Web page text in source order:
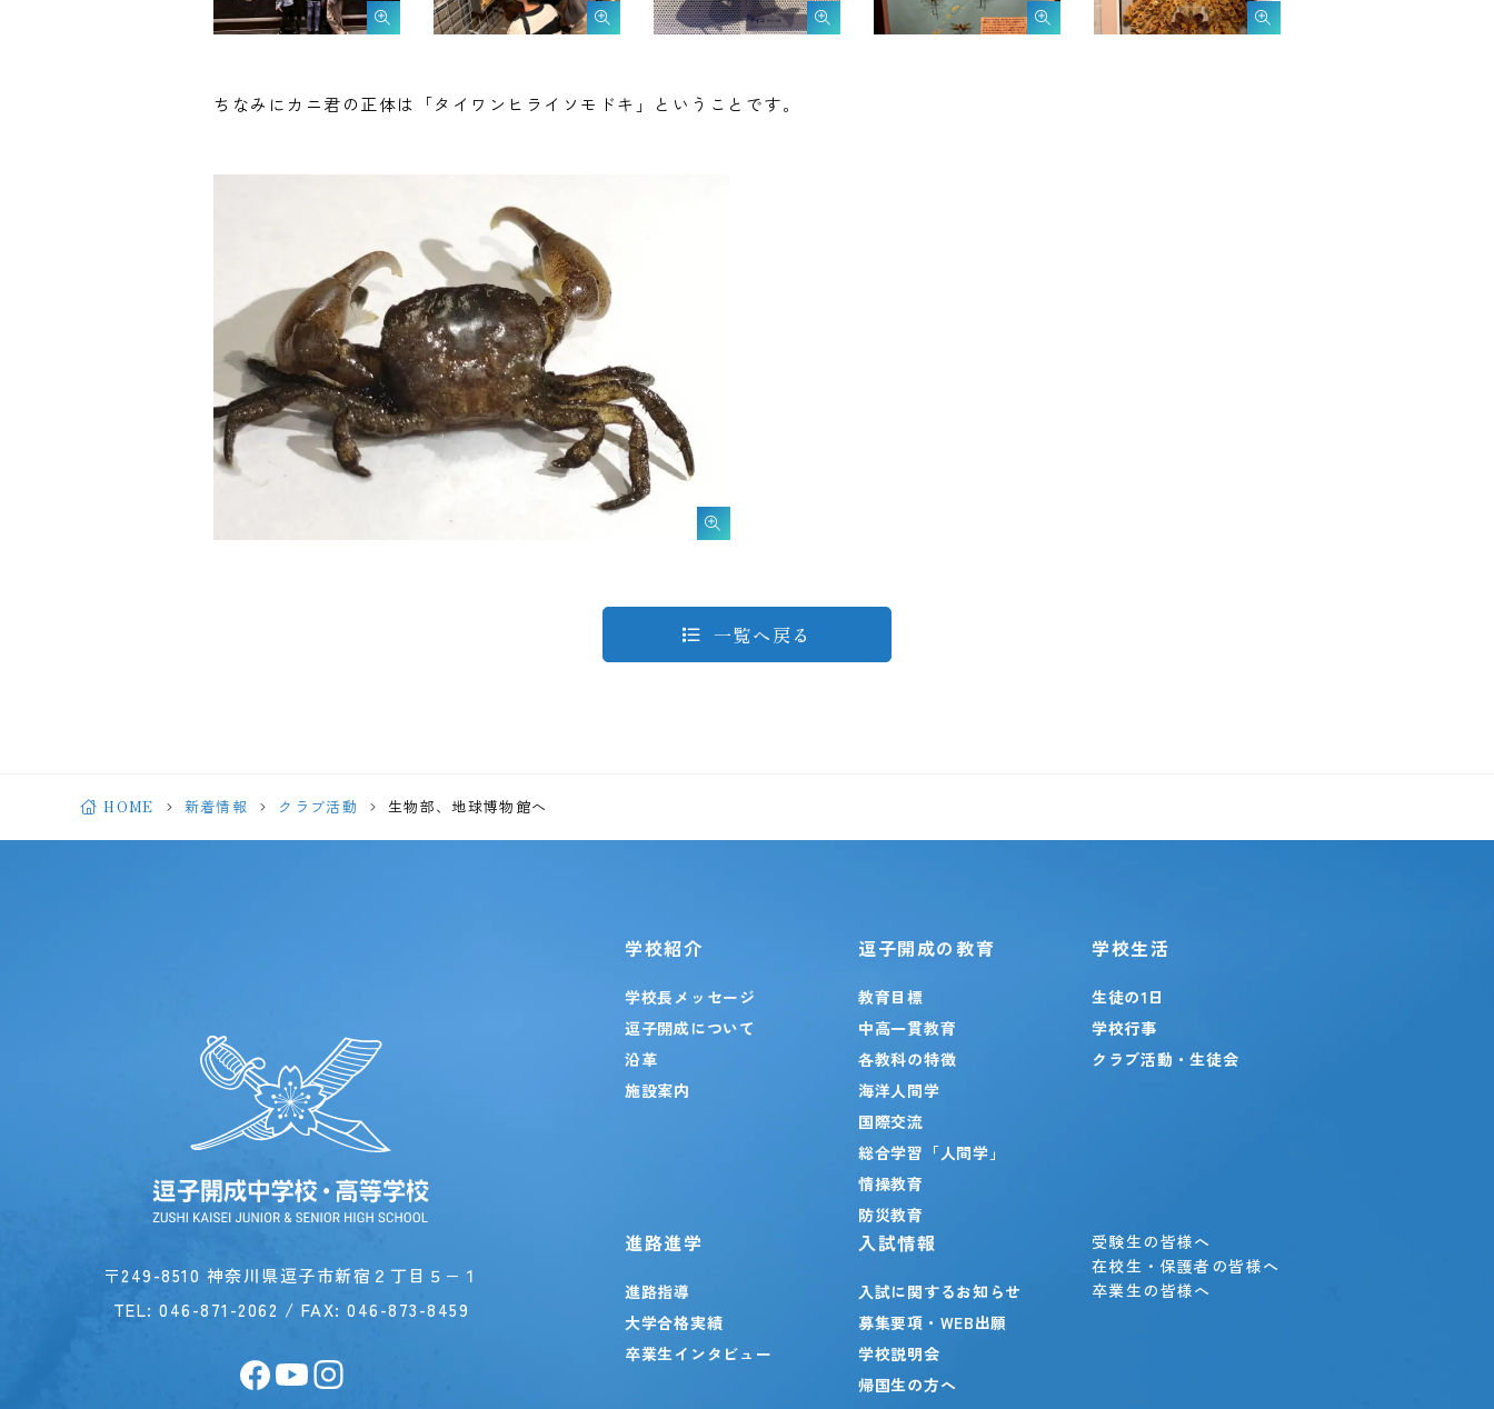
ちなみにカニ君の正体は「タイワンヒライソモドキ」ということです。
一覧へ戻る
HOME 新着情報 クラブ活動 生物部、地球博物館へ
〒249-8510 神奈川県逗子市新宿２丁目５−１
TEL:046-871-2062 / FAX: 046-873-8459
受験生の皆様へ
在校生・保護者の皆様へ
卒業生の皆様へ
学校紹介
学校長メッセージ
逗子開成について
沿革
施設案内
逗子開成の教育
教育目標
中高一貫教育
各教科の特徴
海洋人間学
国際交流
総合学習「人間学」
情操教育
防災教育
学校生活
生徒の1日
学校行事
クラブ活動・生徒会
進路進学
進路指導
大学合格実績
卒業生インタビュー
入試情報
入試に関するお知らせ
募集要項・WEB出願
学校説明会
帰国生の方へ